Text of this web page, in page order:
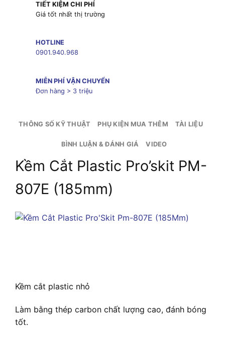
TIẾT KIỆM CHI PHÍ
Giá tốt nhất thị trường
HOTLINE
0901.940.968
MIỄN PHÍ VẬN CHUYỂN
Đơn hàng > 3 triệu
THÔNG SỐ KỸ THUẬT PHỤ KIỆN MUA THÊM TÀI LIỆU
BÌNH LUẬN & ĐÁNH GIÁ VIDEO
Kềm Cắt Plastic Pro’skit PM-
807E (185mm)
Kềm cắt plastic nhỏ
Làm bằng thép carbon chất lượng cao, đánh bóng
tốt.